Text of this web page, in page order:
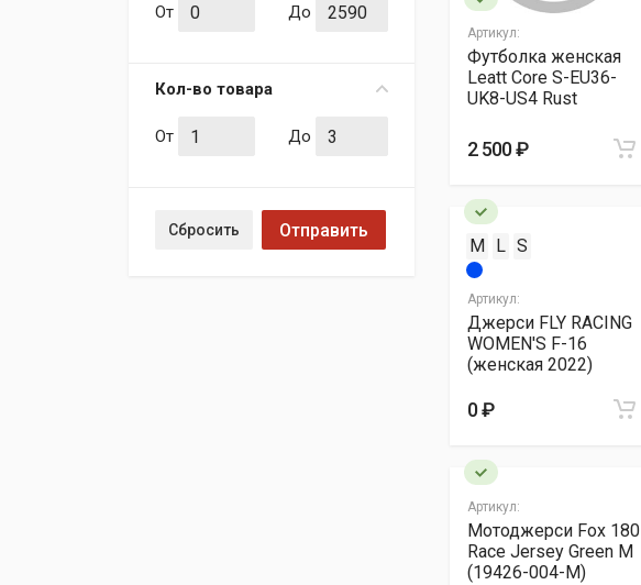
От До
Кол-во товара
От До
Сбросить Отправить
Артикул:
Футболка женская
Leatt Core S-EU36-
UK8-US4 Rust
2 500 ₽
M L S
Артикул:
Джерси FLY RACING
WOMEN'S F-16
(женская 2022)
0 ₽
Артикул:
Мотоджерси Fox 180
Race Jersey Green M
(19426-004-M)